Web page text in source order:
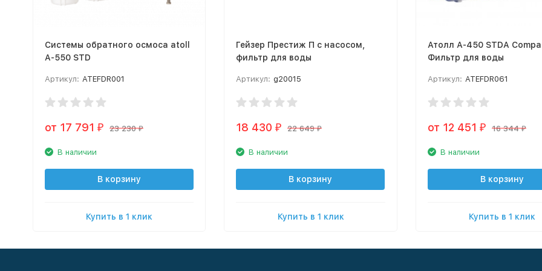
Системы обратного осмоса atoll
A-550 STD
Артикул: ATEFDR001
от 17 791 ₽ 23 230 ₽
В наличии
В корзину
Купить в 1 клик
Гейзер Престиж П с насосом,
фильтр для воды
Артикул: g20015
18 430 ₽ 22 649 ₽
В наличии
В корзину
Купить в 1 клик
Атолл А-450 STDA
Фильтр для воды
Артикул: ATEFDR061
от 12 451 ₽ 16 344 ₽
В наличии
В корзину
Купить в 1 клик